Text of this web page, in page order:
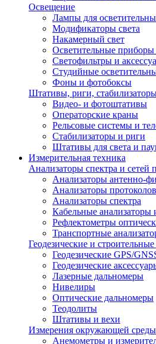
Освещение
Лампы для
Модификаторы света
Накамерный свет
Осветительные
Светофильтры и
Студийные
Фоны и фотобоксы
Штативы, риги,
Видео- и фотоштативы
Операторские краны
Рельсовые системы и
Стабилизаторы и риги
Штативы для света и
Измерительная техника
Анализаторы спектра и сетей
Анализаторы антенно-
Анализаторы
Анализаторы спектра
Кабельные
Рефлектометры
Транспортные
Геодезические и
Геодезические GPS/
Геодезические
Лазерные дальномеры
Нивелиры
Оптические дальномеры
Теодолиты
Штативы и вехи
Измерения окружающей среды
Анемометры и